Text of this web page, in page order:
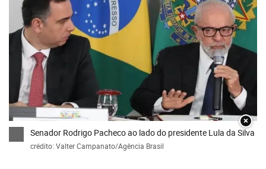
×
Senador Rodrigo Pacheco ao lado do presidente Lula da Silva
crédito: Valter Campanato/Agência Brasil